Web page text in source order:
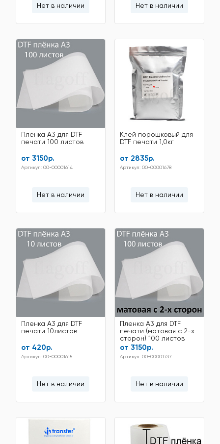
Нет в наличии Нет в наличии
Пленка A3 для DTF
печати 100 листов
от 3150р.
Артикул: 00-00001614
Нет в наличии
Клей порошковый для
DTF печати 1,0кг
от 2835р.
Артикул: 00-00001678
Нет в наличии
Пленка A3 для DTF
печати 10листов
от 420р.
Артикул: 00-00001615
Нет в наличии
Пленка A3 для DTF
печати (матовая с 2-х
сторон) 100 листов
от 3150р.
Артикул: 00-00001737
Нет в наличии